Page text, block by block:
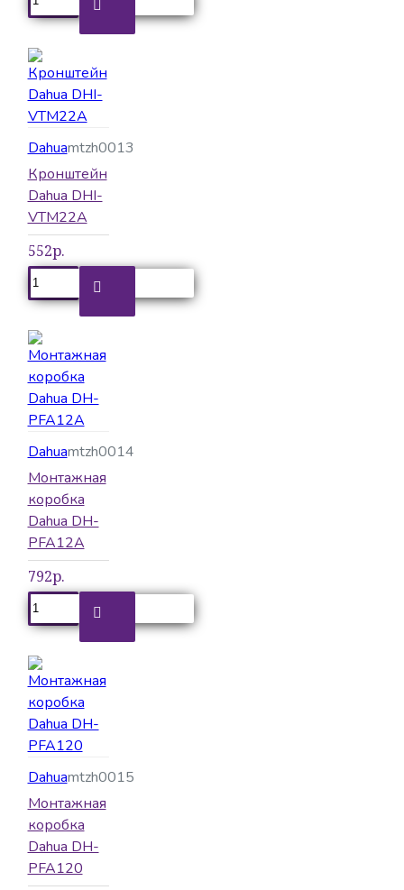
Dahuamtzh0013
Кронштейн
Dahua DHI-
VTM22A
552р.
Dahuamtzh0014
Монтажная
коробка
Dahua DH-
PFA12A
792р.
Dahuamtzh0015
Монтажная
коробка
Dahua DH-
PFA120